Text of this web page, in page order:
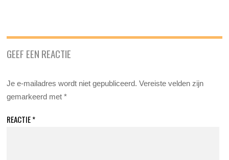
GEEF EEN REACTIE
Je e-mailadres wordt niet gepubliceerd. Vereiste velden zijn
gemarkeerd met*
REACTIE*